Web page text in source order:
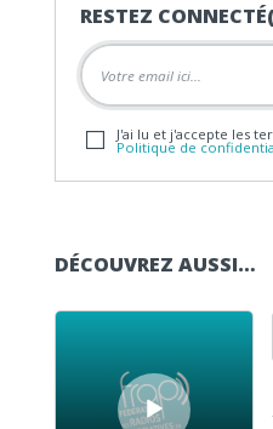
RESTEZ
J'ai lu et j'accepte les
Politique de
DÉCOUVREZ AUSSI…
Lecteur audio